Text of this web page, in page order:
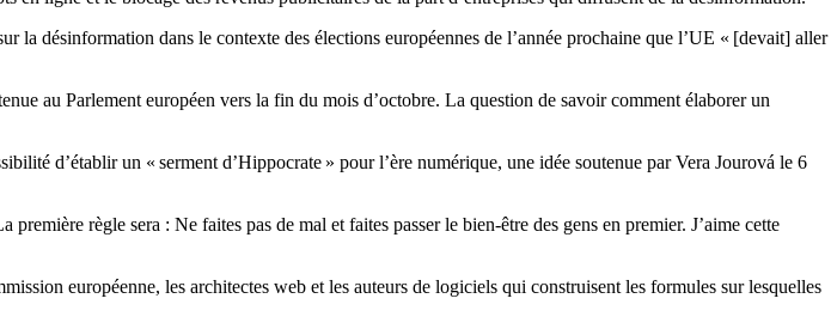
désinformation dans le contexte des élections européennes de l’année prochaine que l’UE « [devait] aller
au Parlement européen vers la fin du mois d’octobre. La question de savoir comment élaborer un
d’établir un « serment d’Hippocrate » pour l’ère numérique, une idée soutenue par Vera Jourová le 6
règle sera : Ne faites pas de mal et faites passer le bien-être des gens en premier. J’aime cette
européenne, les architectes web et les auteurs de logiciels qui construisent les formules sur lesquelles